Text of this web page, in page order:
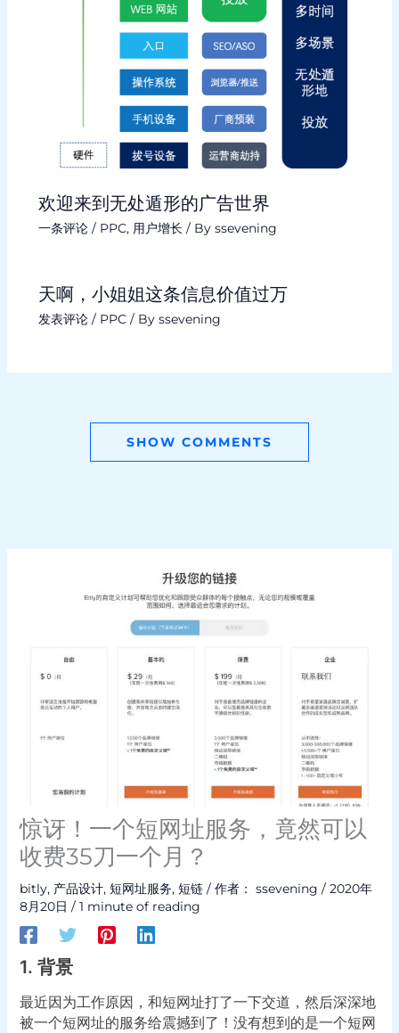
欢迎来到无处遁形的广告世界
一条评论 / PPC, 用户增长 / By ssevening
天啊，小姐姐这条信息价值过万
发表评论 / PPC/ By ssevening
SHOW COMMENTS
惊讶！一个短网址服务，竟然可以
收费35刀一个月？
bitly, 产品设计, 短网址服务, 短链/ 作者： ssevening / 2020年
8月20日 / 1 minute of reading
1. 背景
最近因为工作原因，和短网址打了一下交道，然后深深地
被一个短网址的服务给震撼到了！没有想到的是一个短网